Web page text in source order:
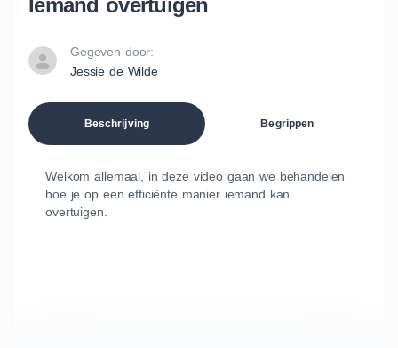
Iemand overtuigen
Gegeven door:
Jessie de Wilde
Beschrijving Begrippen
Welkom allemaal, in deze video gaan we behandelen
hoe je op een efficiënte manier iemand kan
overtuigen.